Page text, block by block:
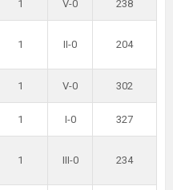
1 V-0 238
1 II-0 204
1 V-0 302
1 I-0 327
1 III-0 234